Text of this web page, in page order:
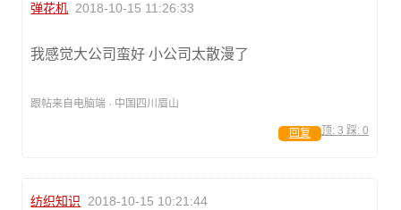
弹花机 2018-10-15 11:26:33
我感觉大公司蛮好 小公司太散漫了
跟帖来自电脑端 · 中国四川眉山
顶: 3 踩: 0
回复
纺织知识 2018-10-15 10:21:44